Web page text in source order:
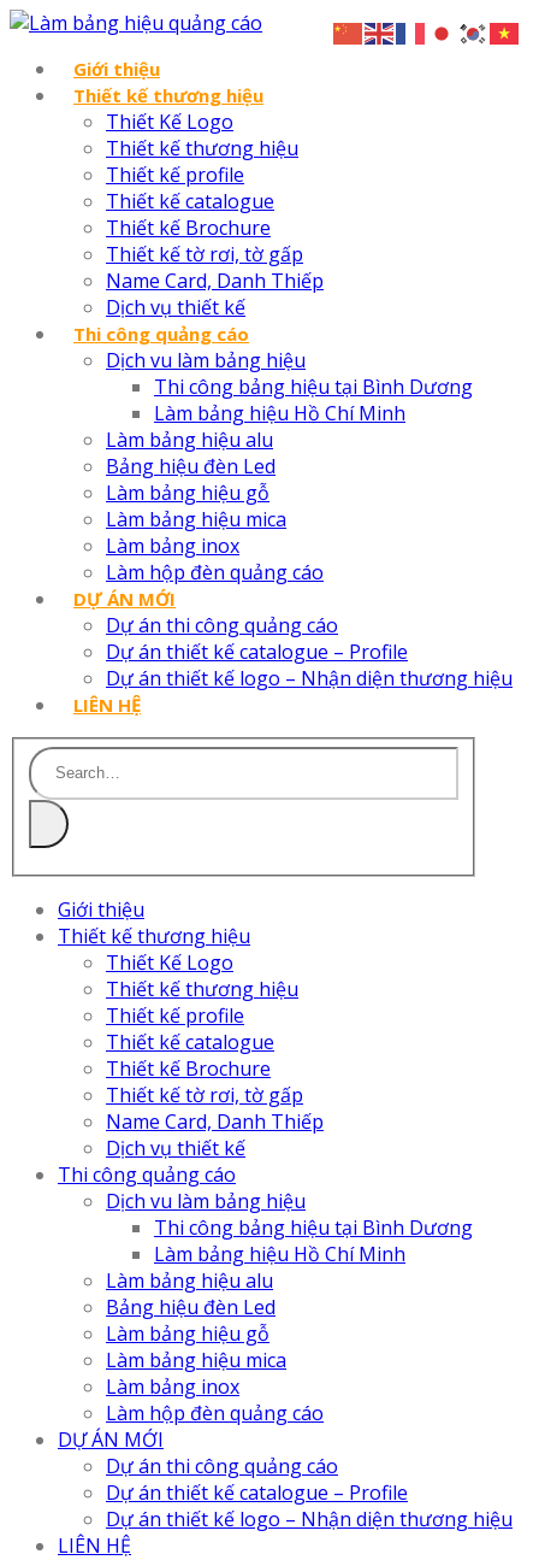
Giới thiệu
Thiết kế thương hiệu
Thiết Kế Logo
Thiết kế thương hiệu
Thiết kế profile
Thiết kế catalogue
Thiết kế Brochure
Thiết kế tờ rơi, tờ gấp
Name Card, Danh Thiếp
Dịch vụ thiết kế
Thi công quảng cáo
Dịch vu làm bảng hiệu
Thi công bảng hiệu tại Bình Dương
Làm bảng hiệu Hồ Chí Minh
Làm bảng hiệu alu
Bảng hiệu đèn Led
Làm bảng hiệu gỗ
Làm bảng hiệu mica
Làm bảng inox
Làm hộp đèn quảng cáo
DỰ ÁN MỚI
Dự án thi công quảng cáo
Dự án thiết kế catalogue – Profile
Dự án thiết kế logo – Nhận diện thương hiệu
LIÊN HỆ
Giới thiệu
Thiết kế thương hiệu
Thiết Kế Logo
Thiết kế thương hiệu
Thiết kế profile
Thiết kế catalogue
Thiết kế Brochure
Thiết kế tờ rơi, tờ gấp
Name Card, Danh Thiếp
Dịch vụ thiết kế
Thi công quảng cáo
Dịch vu làm bảng hiệu
Thi công bảng hiệu tại Bình Dương
Làm bảng hiệu Hồ Chí Minh
Làm bảng hiệu alu
Bảng hiệu đèn Led
Làm bảng hiệu gỗ
Làm bảng hiệu mica
Làm bảng inox
Làm hộp đèn quảng cáo
DỰ ÁN MỚI
Dự án thi công quảng cáo
Dự án thiết kế catalogue – Profile
Dự án thiết kế logo – Nhận diện thương hiệu
LIÊN HỆ